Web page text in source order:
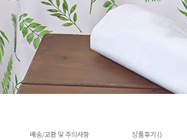
배송/교환 및 주의사항 상품후기 ()